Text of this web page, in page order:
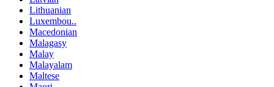
Lithuanian
Luxembou..
Macedonian
Malagasy
Malay
Malayalam
Maltese